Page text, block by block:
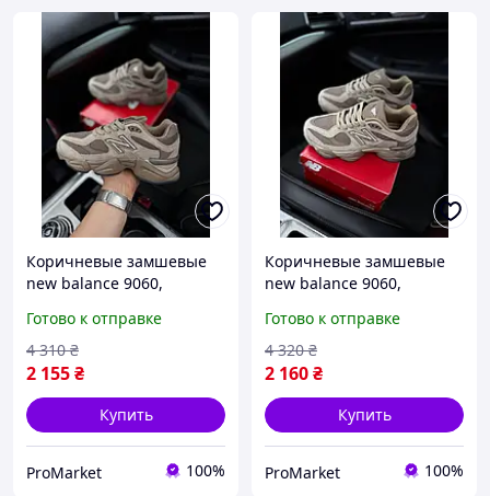
Коричневые замшевые
new balance 9060,
Balance, New balance
9060 женские, бренд
Готово к отправке
2 155₴
4 310 ₴
Купить
ProMarket 100%
Коричневые замшевые
new balance 9060,
Balance, New balance
9060 женские, на лето
Готово к отправке
2 160₴
4 320 ₴
Купить
ProMarket 100%